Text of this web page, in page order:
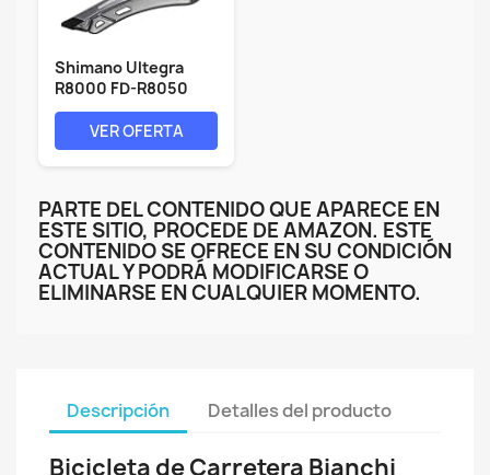
Shimano Ultegra
R8000 FD-R8050
Ultegra Di2 11...
VER OFERTA
PARTE DEL CONTENIDO QUE APARECE EN
ESTE SITIO, PROCEDE DE AMAZON. ESTE
CONTENIDO SE OFRECE EN SU CONDICIÓN
ACTUAL Y PODRÁ MODIFICARSE O
ELIMINARSE EN CUALQUIER MOMENTO.
Descripción Detalles del producto
Bicicleta de Carretera Bianchi